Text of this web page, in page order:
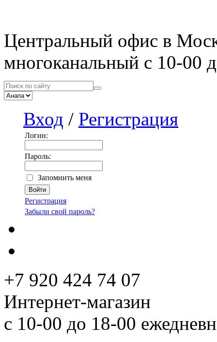
Центральный офис в
многоканальный с 10-00
Вход / Регистрация
Логин:
Пароль:
Запомнить меня
Регистрация
Забыли свой пароль?
+7 920 424 74 07
Интернет-магазин
с 10-00 до 18-00